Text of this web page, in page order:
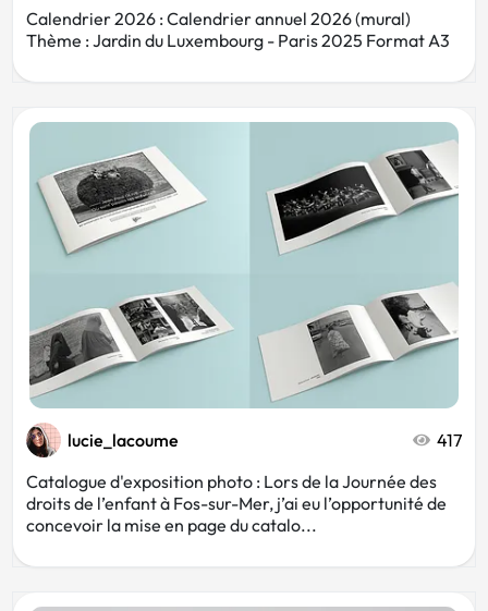
Calendrier 2026 : Calendrier annuel 2026 (mural)
Thème : Jardin du Luxembourg - Paris 2025 Format A3
lucie_lacoume
417
Catalogue d'exposition photo : Lors de la Journée des
droits de l’enfant à Fos-sur-Mer, j’ai eu l’opportunité de
concevoir la mise en page du catalo...